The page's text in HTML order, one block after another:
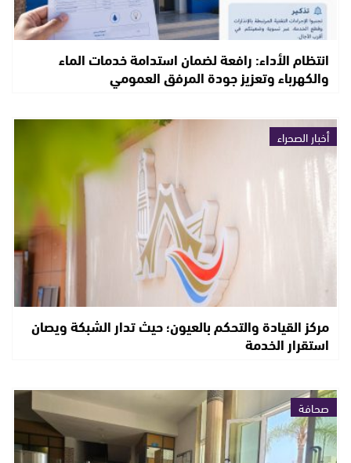
انتظام الأداء: رافعة لضمان استدامة خدمات الماء
والكهرباء وتعزيز جودة المرفق العمومي
أخبار الصحراء
مركز القيادة والتحكم بالعيون؛ حيث تدار الشبكة ويصان
استقرار الخدمة
صحافة